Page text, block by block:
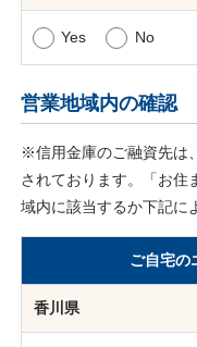
Yes No
営業地域内の確認
※信用金庫のご融資先は
されております。「お住
域内に該当するか下記に
ご自宅の
香川県